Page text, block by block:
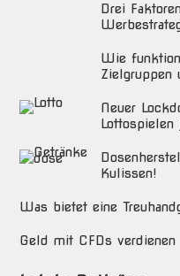
Drei
Wie
Zielgruppen
Neuer
Kulissen!
Was bietet eine
Geld mit CFDs verdienen